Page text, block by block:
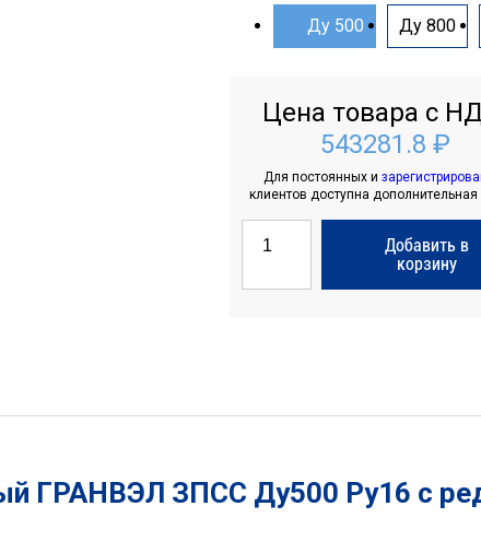
Ду 500 Ду 800
Цена товара с
543281.8 ₽
Для постоянных и
клиентов доступна дополнительная
Добавить в
корзину
ГРАНВЭЛ ЗПСС Ду500 Ру16 с